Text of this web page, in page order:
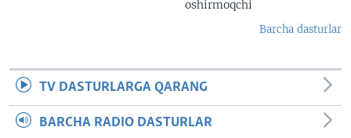
oshirmoqchi
Barcha dasturlar
TV DASTURLARGA QARANG
BARCHA RADIO DASTURLAR